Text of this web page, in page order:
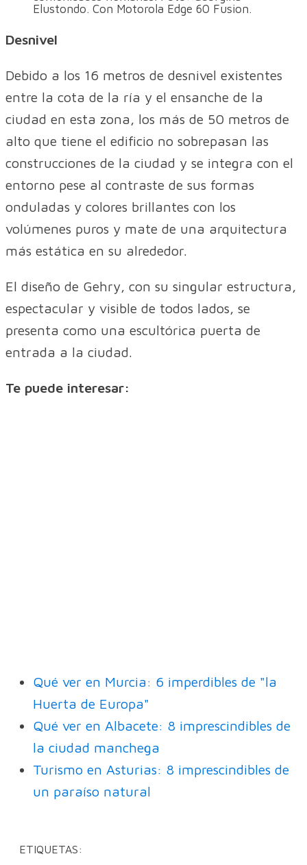
Elustondo. Con Motorola Edge 60 Fusion.
Desnivel
Debido a los 16 metros de desnivel existentes
entre la cota de la ría y el ensanche de la
ciudad en esta zona, los más de 50 metros de
alto que tiene el edificio no sobrepasan las
construcciones de la ciudad y se integra con el
entorno pese al contraste de sus formas
onduladas y colores brillantes con los
volúmenes puros y mate de una arquitectura
más estática en su alrededor.
El diseño de Gehry, con su singular estructura,
espectacular y visible de todos lados, se
presenta como una escultórica puerta de
entrada a la ciudad.
Te puede interesar:
Qué ver en Murcia: 6 imperdibles de "la
Huerta de Europa"
Qué ver en Albacete: 8 imprescindibles de
la ciudad manchega
Turismo en Asturias: 8 imprescindibles de
un paraíso natural
ETIQUETAS: